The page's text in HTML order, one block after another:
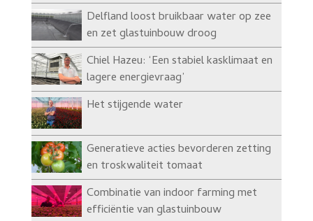
Delfland loost bruikbaar water op zee
en zet glastuinbouw droog
Chiel Hazeu: ‘Een stabiel kasklimaat en
lagere energievraag’
Het stijgende water
Generatieve acties bevorderen zetting
en troskwaliteit tomaat
Combinatie van indoor farming met
efficiëntie van glastuinbouw